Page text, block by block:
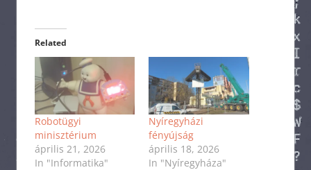
Related
Robotügyi
minisztérium
április 21, 2026
In "Informatika"
Nyíregyházi
fényújság
április 18, 2026
In "Nyíregyháza"